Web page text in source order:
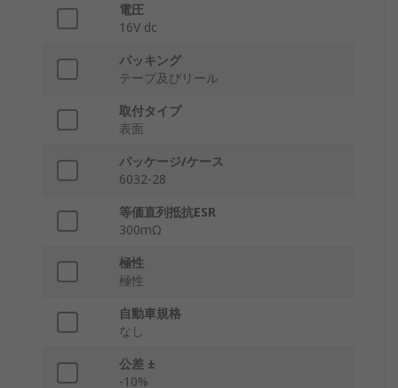
電圧
16V dc
パッキング
テープ及びリール
取付タイプ
表面
パッケージ/ケース
6032-28
等価直列抵抗ESR
300mΩ
極性
極性
自動車規格
なし
公差 ±
-10%